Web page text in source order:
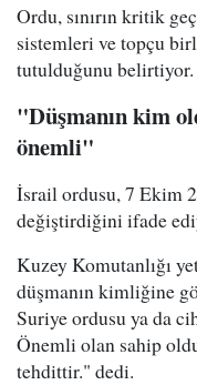
Ordu, sınırın kritik
sistemleri ve topçu
tutulduğunu belirtiyor.
"Düşmanın kim
önemli"
İsrail ordusu, 7 Ekim
değiştirdiğini ifade
Kuzey Komutanlığı
düşmanın kimliğine
Suriye ordusu ya da
Önemli olan sahip
tehdittir." dedi.